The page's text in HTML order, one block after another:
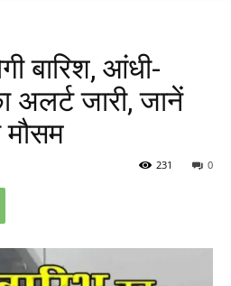
बारिश, आंधी-
जारी, जानें
0
231